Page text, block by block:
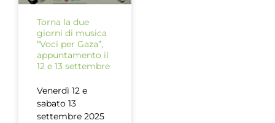
Torna la due
giorni di musica
“Voci per Gaza”,
appuntamento il
12 e 13 settembre
Venerdì 12 e
sabato 13
settembre 2025